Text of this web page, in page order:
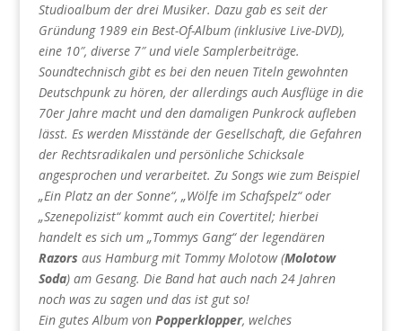
Studioalbum der drei Musiker. Dazu gab es seit der
Gründung 1989 ein Best-Of-Album (inklusive Live-DVD),
eine 10″, diverse 7″ und viele Samplerbeiträge.
Soundtechnisch gibt es bei den neuen Titeln gewohnten
Deutschpunk zu hören, der allerdings auch Ausflüge in die
70er Jahre macht und den damaligen Punkrock aufleben
lässt. Es werden Misstände der Gesellschaft, die Gefahren
der Rechtsradikalen und persönliche Schicksale
angesprochen und verarbeitet. Zu Songs wie zum Beispiel
„Ein Platz an der Sonne“, „Wölfe im Schafspelz“ oder
„Szenepolizist“ kommt auch ein Covertitel; hierbei
handelt es sich um „Tommys Gang“ der legendären
Razors aus Hamburg mit Tommy Molotow (Molotow
Soda) am Gesang. Die Band hat auch nach 24 Jahren
noch was zu sagen und das ist gut so!
Ein gutes Album von Popperklopper, welches